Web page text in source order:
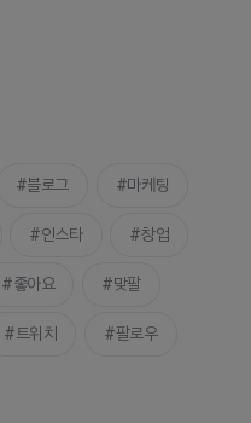
블로그 마케팅
인스타 창업
좋아요 맞팔
트위치 팔로우